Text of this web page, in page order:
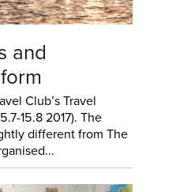
and
Club’s Travel
15.8 2017). The
different from The